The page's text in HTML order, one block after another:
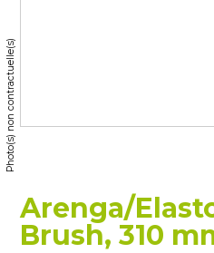
Photo(s) non contractuelle(s)
Arenga/
Brush, 310